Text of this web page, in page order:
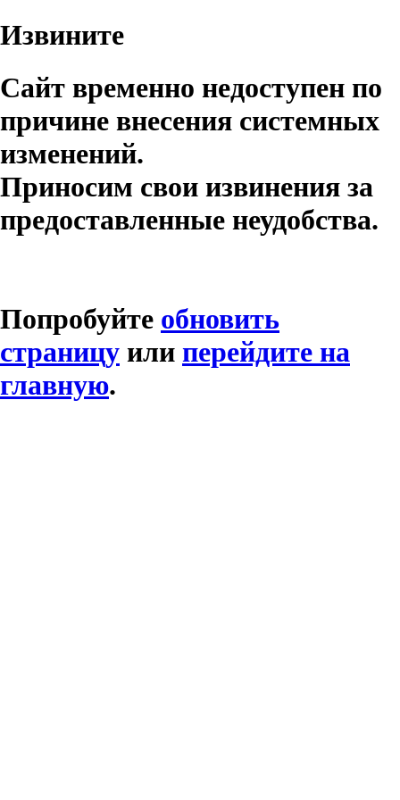
Извините
Сайт временно недоступен по
причине внесения системных
изменений.
Приносим свои извинения за
предоставленные неудобства.
Попробуйте обновить
страницу или перейдите на
главную.